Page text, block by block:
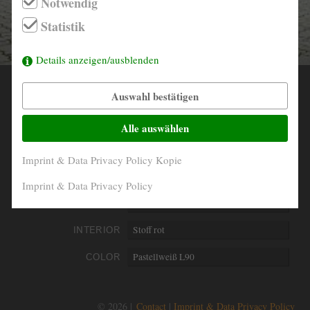
YEAR 1971
85.481 Km original
INTERIOR Stoff rot
COLOR Pastellweiß L90
© 2026 | Contact Imprint & Data Privacy Policy
Statistik
Details anzeigen/ausblenden
Auswahl bestätigen
Alle auswählen
Imprint & Data Privacy Policy Kopie
Imprint & Data Privacy Policy